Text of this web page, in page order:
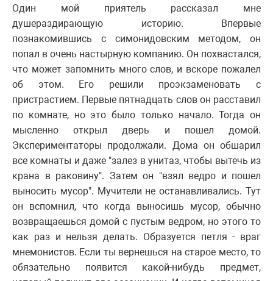
Один мой приятель рассказал мне
душераздирающую историю. Впервые
познакомившись с симонидовским методом, он
попал в очень настырную компанию. Он похвастался,
что может запомнить много слов, и вскоре пожалел
об этом. Его решили проэкзаменовать с
пристрастием. Первые пятнадцать слов он расставил
по комнате, но это было только начало. Тогда он
мысленно открыл дверь и пошел домой.
Экспериментаторы продолжали. Дома он обшарил
все комнаты и даже "залез в унитаз, чтобы вытечь из
крана в раковину". Затем он "взял ведро и пошел
выносить мусор". Мучители не останавливались. Тут
он вспомнил, что когда выносишь мусор, обычно
возвращаешься домой с пустым ведром, но этого то
как раз и нельзя делать. Образуется петля - враг
мнемонистов. Если ты вернешься на старое место, то
обязательно появится какой-нибудь предмет,